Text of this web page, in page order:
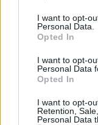
I want to opt-
Personal Data.
Opted In
I want to opt-
Personal Data
Opted In
I want to opt-
Retention,
Personal Data